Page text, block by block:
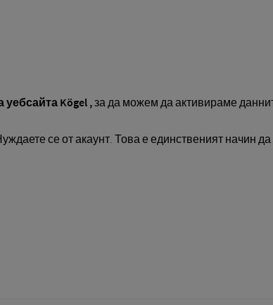
Kögel ,за да можем да активираме
се от акаунт. Това е единственият начин